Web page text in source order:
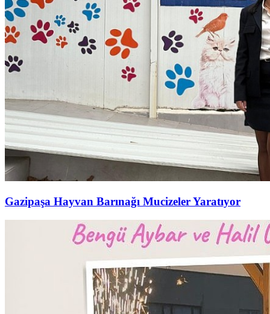
Gazipaşa Hayvan Barınağı Mucizeler Yaratıyor